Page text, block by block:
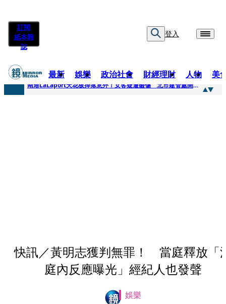
訂閱
紙本雜
誌
登入
最新 娛樂 政治社會 財經理財 人物 美
快訊
南港LaLaport天花板掉落意外！女客疑遭砸傷 北市建管處開罰30萬
快訊／黃明志獲判無罪！ 當庭釋放「
庭內反應曝光」經紀人也發聲
娛樂